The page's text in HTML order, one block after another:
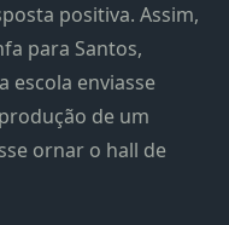
positiva. Assim,
para Santos,
escola enviasse
de um
ornar o hall de